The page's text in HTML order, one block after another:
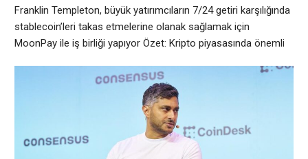
getiri karşılığında stablecoin’leri takas
etmelerine olanak sağlamak için MoonPay ile iş
birliği yapıyor
Franklin Templeton, büyük yatırımcıların 7/24 getiri karşılığında
stablecoin’leri takas etmelerine olanak sağlamak için
MoonPay ile iş birliği yapıyor Özet: Kripto piyasasında önemli
yatırımcıların stabilcoinler ile varlık yöneticisinin tokenize
edilmiş para piyasası fonu arasında zincir içi bir iş akışı
aracılığıyla hareket etmesine olanak tanıyacak MoonPay ile